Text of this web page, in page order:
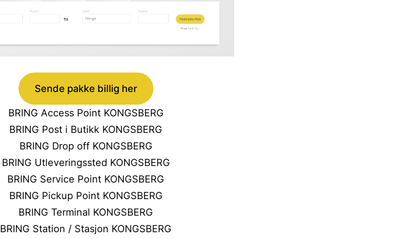
Sende pakke billig her
BRING Access Point KONGSBERG
BRING Post i Butikk KONGSBERG
BRING Drop off KONGSBERG
BRING Utleveringssted KONGSBERG
BRING Service Point KONGSBERG
BRING Pickup Point KONGSBERG
BRING Terminal KONGSBERG
BRING Station / Stasjon KONGSBERG